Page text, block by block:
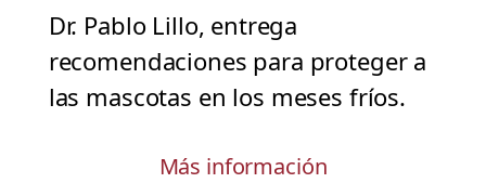
Dr. Pablo Lillo, entrega
recomendaciones para proteger a
las mascotas en los meses fríos.
Más información